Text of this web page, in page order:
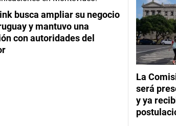
busca ampliar su negocio
y mantuvo una
con autoridades del
La
será
y ya